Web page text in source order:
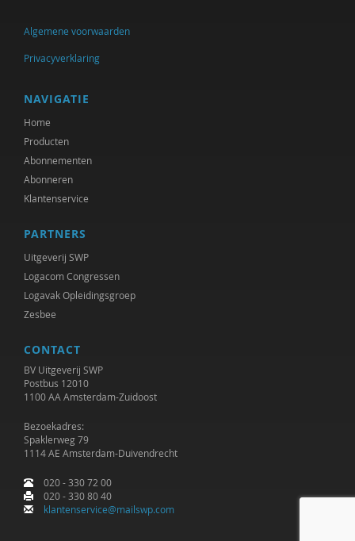
Algemene voorwaarden
Privacyverklaring
NAVIGATIE
Home
Producten
Abonnementen
Abonneren
Klantenservice
PARTNERS
Uitgeverij SWP
Logacom Congressen
Logavak Opleidingsgroep
Zesbee
CONTACT
BV Uitgeverij SWP
Postbus 12010
1100 AA Amsterdam-Zuidoost
Bezoekadres:
Spaklerweg 79
1114 AE Amsterdam-Duivendrecht
020 - 330 72 00
020 - 330 80 40
klantenservice@mailswp.com